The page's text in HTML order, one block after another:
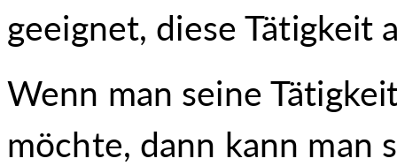
geeignet, diese Tätigkeit
Wenn man seine
möchte, dann kann man